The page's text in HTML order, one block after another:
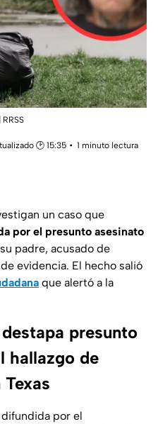
🕑 15:35
1 minuto lectura
un caso que
por el presunto asesinato
padre, acusado de
evidencia. El hecho salió
que alertó a la
presunto
hallazgo de
por el